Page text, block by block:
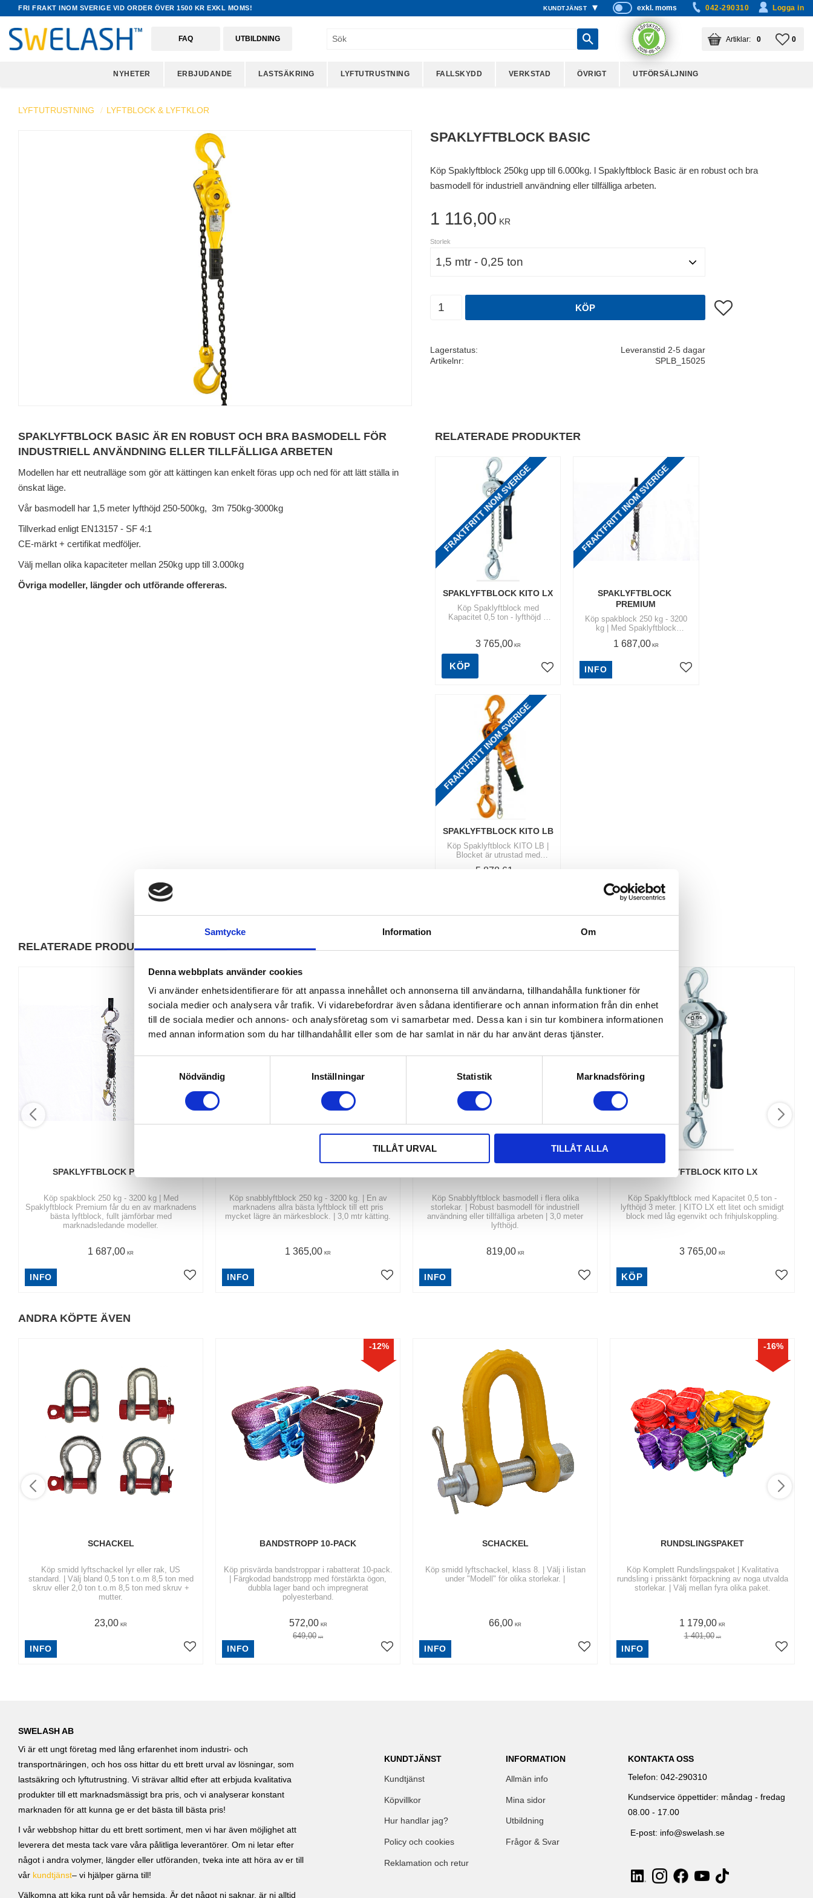
Samtycke Information Om
Denna webbplats använder cookies
Vi använder enhetsidentifierare för att anpassa innehållet och annonserna till användarna, tillhandahålla funktioner för
sociala medier och analysera vår trafik. Vi vidarebefordrar även sådana identifierare och annan information från din enhet
till de sociala medier och annons- och analysföretag som vi samarbetar med. Dessa kan i sin tur kombinera informationen
med annan information som du har tillhandahållit eller som de har samlat in när du har använt deras tjänster.
s
v
a
l
Nödvändig Inställningar Statistik Marknadsföring
TILLÅT URVAL TILLÅT ALLA
FRI FRAKT INOM SVERIGE VID ORDER ÖVER 1500 KR EXKL MOMS! KUNDTJÄNST
P
exkl. moms 042-290310 Logga in
FAQ UTBILDNING 0
KUNDVAGN
ANTAL PRODUKTER:
0
NYHETER ERBJUDANDE LASTSÄKRING LYFTUTRUSTNING FALLSKYDD VERKSTAD ÖVRIGT UTFÖRSÄLJNING
LYFTUTRUSTNING LYFTBLOCK & LYFTKLOR
SPAKLYFTBLOCK BASIC
Köp Spaklyftblock 250kg upp till 6.000kg. l Spaklyftblock Basic är en robust och bra
basmodell för industriell användning eller tillfälliga arbeten.
1 116,00 KR
Storlek
KÖP Lägg till i favoriter
Lagerstatus
Leveranstid 2-5 dagar
Artikelnr
SPLB_15025
SPAKLYFTBLOCK BASIC ÄR EN ROBUST OCH BRA BASMODELL FÖR
INDUSTRIELL ANVÄNDNING ELLER TILLFÄLLIGA ARBETEN
Modellen har ett neutralläge som gör att kättingen kan enkelt föras upp och ned för att lätt ställa in
önskat läge.
Vår basmodell har 1,5 meter lyfthöjd 250-500kg, 3m 750kg-3000kg
Tillverkad enligt EN13157 - SF 4:1
CE-märkt + certifikat medföljer.
Välj mellan olika kapaciteter mellan 250kg upp till 3.000kg
Övriga modeller, längder och utförande offereras.
RELATERADE PRODUKTER
SPAKLYFTBLOCK KITO LX
Köp Spaklyftblock med
Kapacitet 0,5 ton - lyfthöjd 3
och frihjulskoppling.
3 765,00KR
FRAKTFRITT INOM SVERIGE
Lägg till i favoriter
KÖP
SPAKLYFTBLOCK
PREMIUM
Köp spakblock 250 kg - 3200
kg | Med Spaklyftblock
marknadens bästa lyftblock,
marknadsledande modeller.
1 687,00KR
FRAKTFRITT INOM SVERIGE
Lägg till i favoriter
INFO
SPAKLYFTBLOCK KITO LB
Köp Spaklyftblock KITO LB |
Blocket är utrustad med
5 878,61
FRAKTFRITT INOM SVERIGE
Lägg till i favoriter
RELATERADE PRODUKTER
SPAKLYFTBLOCK PREMIUM
Köp spakblock 250 kg - 3200 kg | Med
Spaklyftblock Premium får du en av marknadens
bästa lyftblock, fullt jämförbar med
marknadsledande modeller.
1 687,00 KR
INFO
Köp snabblyftblock 250 kg - 3200 kg. | En av
marknadens allra bästa lyftblock till ett pris
mycket lägre än märkesblock. | 3,0 mtr kätting.
1 365,00 KR
INFO
Köp Snabblyftblock basmodell i flera olika
storlekar. | Robust basmodell för industriell
användning eller tillfälliga arbeten | 3,0 meter
lyfthöjd.
819,00 KR
INFO
SPAKLYFTBLOCK KITO LX
Köp Spaklyftblock med Kapacitet 0,5 ton -
lyfthöjd 3 meter. | KITO LX ett litet och smidigt
block med låg egenvikt och frihjulskoppling.
3 765,00 KR
KÖP
ANDRA KÖPTE ÄVEN
SCHACKEL
Köp smidd lyftschackel lyr eller rak, US
standard. | Välj bland 0,5 ton t.o.m 8,5 ton med
skruv eller 2,0 ton t.o.m 8,5 ton med skruv +
mutter.
23,00 KR
INFO
BANDSTROPP 10-PACK
Köp prisvärda bandstroppar i rabatterat 10-pack.
| Färgkodad bandstropp med förstärkta ögon,
dubbla lager band och impregnerat
polyesterband.
572,00 KR
649,00 KR
12%
INFO
SCHACKEL
Köp smidd lyftschackel, klass 8. | Välj i listan
under "Modell" för olika storlekar. |
66,00 KR
INFO
RUNDSLINGSPAKET
Köp Komplett Rundslingspaket | Kvalitativa
rundsling i prissänkt förpackning av noga utvalda
storlekar. | Välj mellan fyra olika paket.
1 179,00 KR
1 401,00 KR
16%
INFO
SWELASH AB
Vi är ett ungt företag med lång erfarenhet inom industri- och
transportnäringen, och hos oss hittar du ett brett urval av lösningar, som
lastsäkring och lyftutrustning. Vi strävar alltid efter att erbjuda kvalitativa
produkter till ett marknadsmässigt bra pris, och vi analyserar konstant
marknaden för att kunna ge er det bästa till bästa pris!
I vår webbshop hittar du ett brett sortiment, men vi har även möjlighet att
leverera det mesta tack vare våra pålitliga leverantörer. Om ni letar efter
något i andra volymer, längder eller utföranden, tveka inte att höra av er till
vår kundtjänst– vi hjälper gärna till!
Välkomna att kika runt på vår hemsida. Är det något ni saknar, är ni alltid
KUNDTJÄNST
Kundtjänst
Köpvillkor
Hur handlar jag?
Policy och cookies
Reklamation och retur
INFORMATION
Allmän info
Mina sidor
Utbildning
Frågor & Svar
KONTAKTA OSS
Telefon: 042-290310
Kundservice öppettider: måndag - fredag
08.00 - 17.00
E-post: info@swelash.se